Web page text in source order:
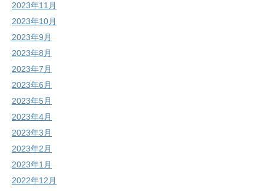
2023年11月
2023年10月
2023年9月
2023年8月
2023年7月
2023年6月
2023年5月
2023年4月
2023年3月
2023年2月
2023年1月
2022年12月